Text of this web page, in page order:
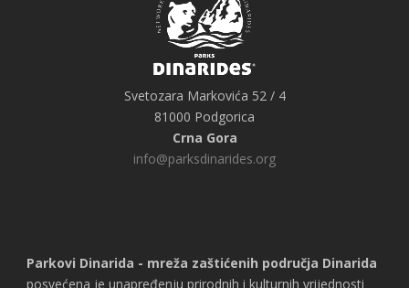
Svetozara Markovića 52 / 4
81000 Podgorica
Crna Gora
info@parksdinarides.org
Parkovi Dinarida - mreža zaštićenih područja Dinarida
posvećena je unapređenju prirodnih i kulturnih vrijednosti